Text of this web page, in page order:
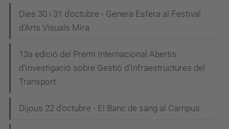
Dies 30 i 31 d'octubre - Genera Esfera al Festival
d'Arts Visuals Mira
13a edició del Premi Internacional Abertis
d'Investigació sobre Gestió d'Infraestructures del
Transport
Dijous 22 d'octubre - El Banc de sang al Campus